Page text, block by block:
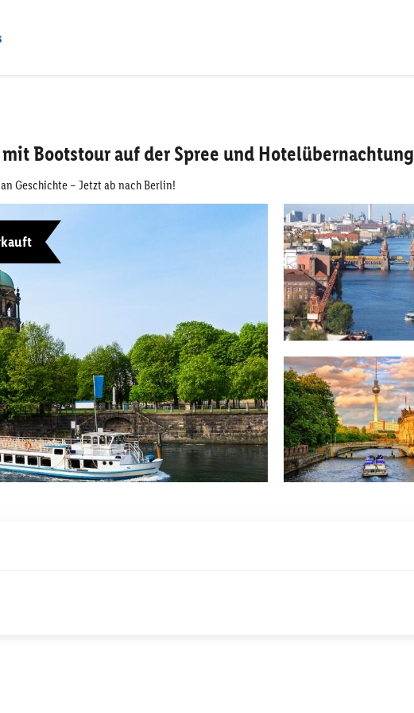
Bootstour auf der Spree und Hotelübernachtung
Geschichte – Jetzt ab nach Berlin!